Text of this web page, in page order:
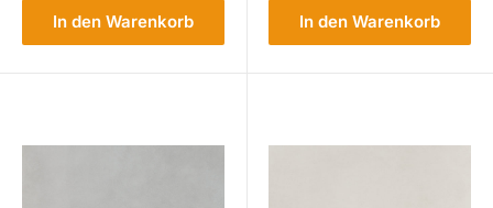
In den Warenkorb In den Warenkorb